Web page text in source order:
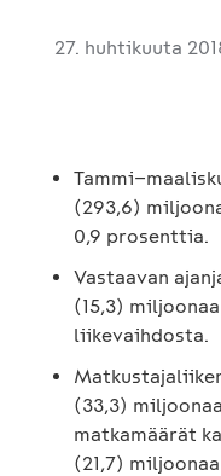
27. huhtikuuta
(293,6)
0,9 prosenttia.
Vastaavan
(15,3)
liikevaihdosta.
(33,3)
matkamäärät
(21,7)